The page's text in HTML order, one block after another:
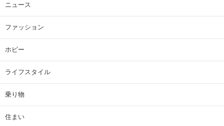
ニュース
ファッション
ホビー
ライフスタイル
乗り物
住まい